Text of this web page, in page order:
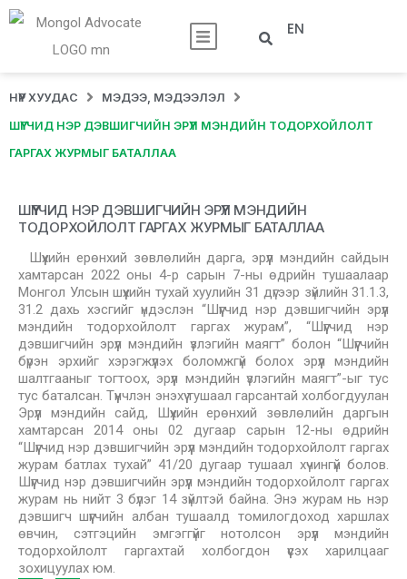
EN
НҮҮР ХУУДАС МЭДЭЭ, МЭДЭЭЛЭЛ
ШҮҮГЧИД НЭР ДЭВШИГЧИЙН ЭРҮҮЛ МЭНДИЙН ТОДОРХОЙЛОЛТ
ГАРГАХ ЖУРМЫГ БАТАЛЛАА
ШҮҮГЧИД НЭР ДЭВШИГЧИЙН ЭРҮҮЛ МЭНДИЙН
ТОДОРХОЙЛОЛТ ГАРГАХ ЖУРМЫГ БАТАЛЛАА
Шүүхийн ерөнхий зөвлөлийн дарга, эрүүл мэндийн сайдын
хамтарсан 2022 оны 4-р сарын 7-ны өдрийн тушаалаар
Монгол Улсын шүүхийн тухай хуулийн 31 дүгээр зүйлийн 31.1.3,
31.2 дахь хэсгийг үндэслэн “Шүүгчид нэр дэвшигчийн эрүүл
мэндийн тодорхойлолт гаргах журам”, “Шүүгчид нэр
дэвшигчийн эрүүл мэндийн үзлэгийн маягт” болон “Шүүгчийн
бүрэн эрхийг хэрэгжүүлэх боломжгүй болох эрүүл мэндийн
шалтгааныг тогтоох, эрүүл мэндийн үзлэгийн маягт”-ыг тус
тус баталсан. Түүнчлэн энэхүү тушаал гарсантай холбогдуулан
Эрүүл мэндийн сайд, Шүүхийн ерөнхий зөвлөлийн даргын
хамтарсан 2014 оны 02 дугаар сарын 12-ны өдрийн
“Шүүгчид нэр дэвшигчийн эрүүл мэндийн тодорхойлолт гаргах
журам батлах тухай” 41/20 дугаар тушаал хүчингүй болов.
Шүүгчид нэр дэвшигчийн эрүүл мэндийн тодорхойлолт гаргах
журам нь нийт 3 бүлэг 14 зүйлтэй байна. Энэ журам нь нэр
дэвшигч шүүгчийн албан тушаалд томилогдоход харшлах
өвчин, сэтгэцийн эмгэггүйг нотолсон эрүүл мэндийн
тодорхойлолт гаргахтай холбогдон үүсэх харилцааг
зохицуулах юм.